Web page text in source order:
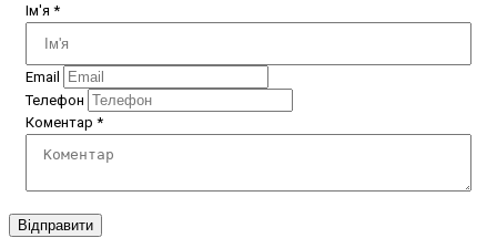
Ім'я *
Email
Телефон
Коментар *
Відправити